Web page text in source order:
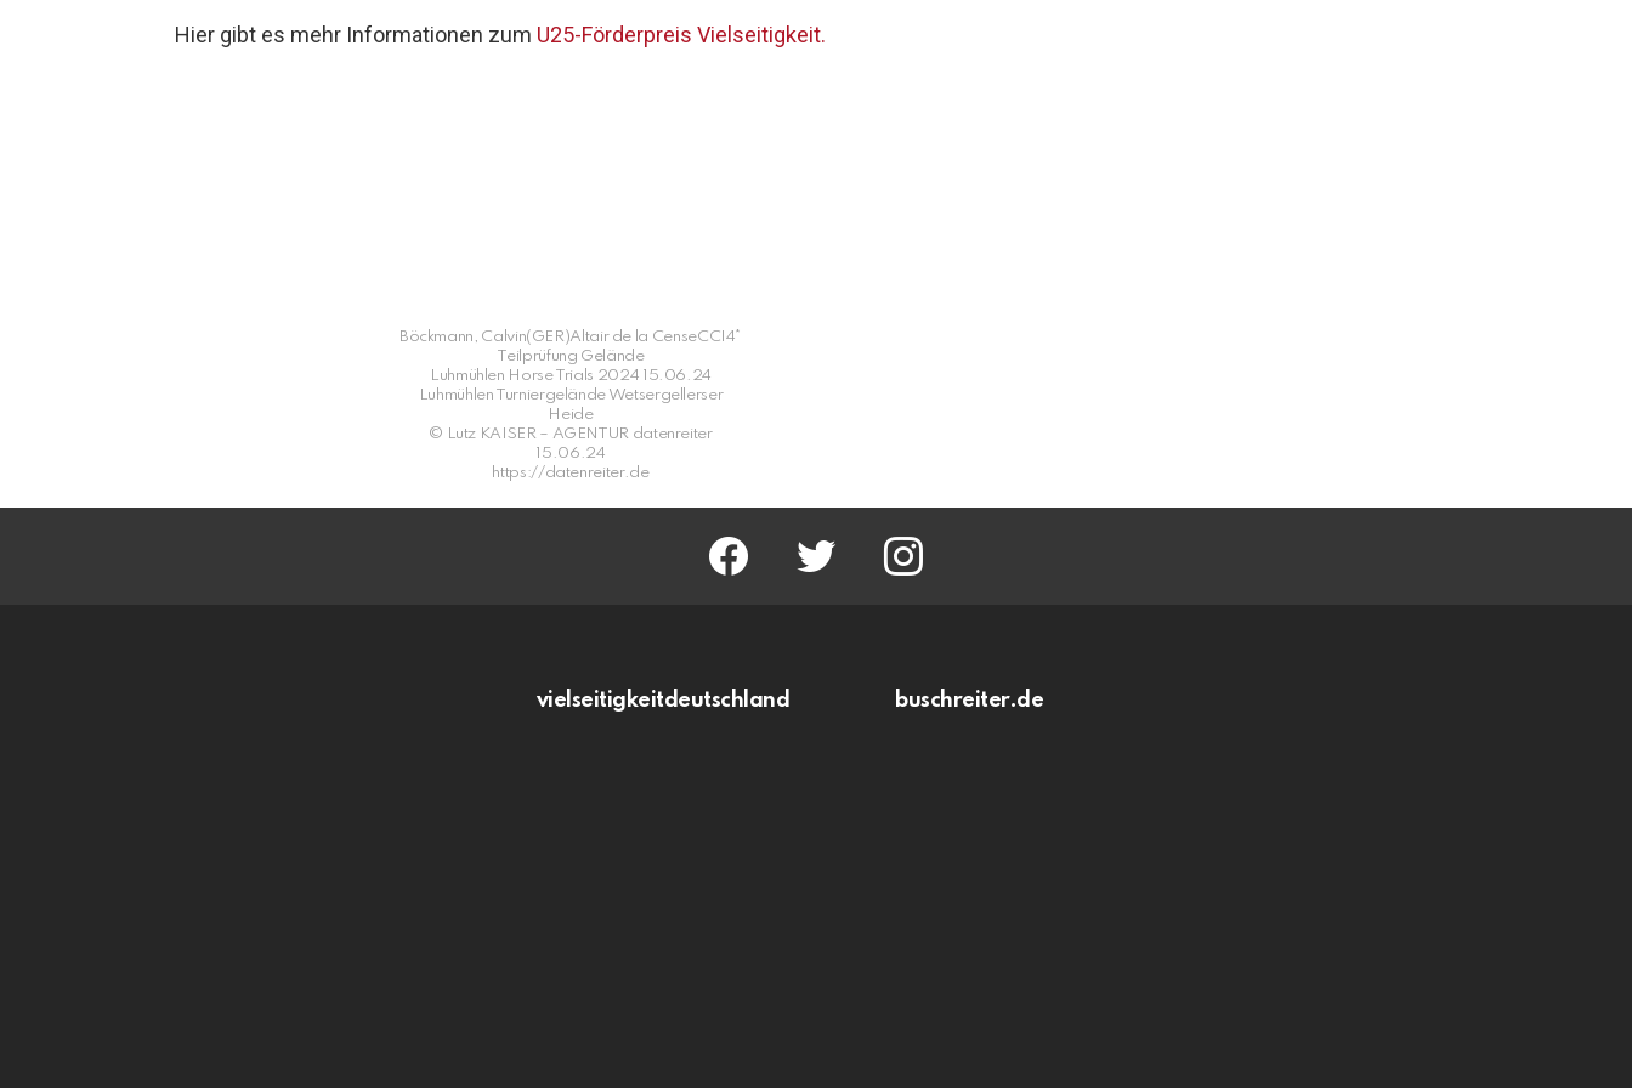
Hier gibt es mehr Informationen zum U25-Förderpreis Vielseitigkeit.
Böckmann, Calvin(GER)Altair de la CenseCCI4*
Teilprüfung Gelände
Luhmühlen Horse Trials 2024 15.06.24
Luhmühlen Turniergelände Wetsergellerser
Heide
© Lutz KAISER – AGENTUR datenreiter
15.06.24
https://datenreiter.de
facebook twitter instagram
vielseitigkeitdeutschland buschreiter.de